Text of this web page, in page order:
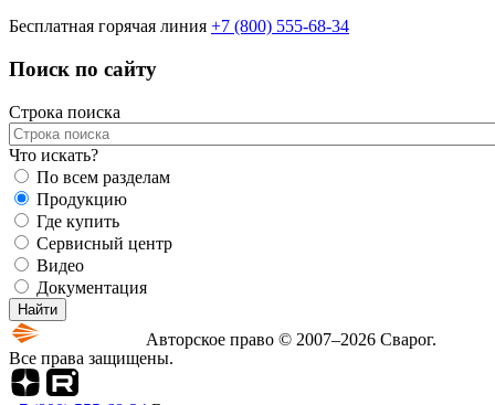
Бесплатная горячая линия +7 (800) 555-68-34
Поиск по сайту
Строка поиска
Что искать?
По всем разделам
Продукцию
Где купить
Сервисный центр
Видео
Документация
Авторское право © 2007–2026 Сварог.
Все права защищены.